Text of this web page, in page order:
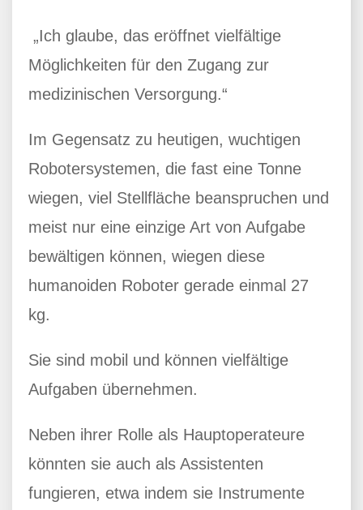
„Ich glaube, das eröffnet vielfältige
Möglichkeiten für den Zugang zur
medizinischen Versorgung.“
Im Gegensatz zu heutigen, wuchtigen
Robotersystemen, die fast eine Tonne
wiegen, viel Stellfläche beanspruchen und
meist nur eine einzige Art von Aufgabe
bewältigen können, wiegen diese
humanoiden Roboter gerade einmal 27
kg.
Sie sind mobil und können vielfältige
Aufgaben übernehmen.
Neben ihrer Rolle als Hauptoperateure
könnten sie auch als Assistenten
fungieren, etwa indem sie Instrumente